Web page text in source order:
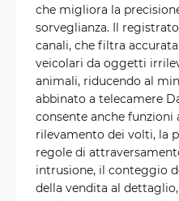
che migliora la
sorveglianza. Il
canali, che filtra
veicolari da oggetti
animali, riducendo al
abbinato a telecamere
consente anche funzioni
rilevamento dei volti, la
regole di
intrusione, il conteggio
della vendita al